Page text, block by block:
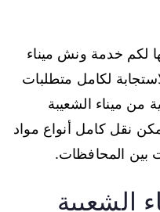
لكم خدمة ونش ميناء
لكامل متطلبات
من ميناء الشعيبة
نقل كامل أنواع مواد
بين المحافظات.
الشعيبة